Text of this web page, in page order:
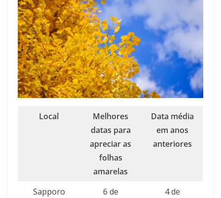
Local
Melhores
datas para
apreciar as
folhas
amarelas
Data média
em anos
anteriores
Sapporo
6 de
4 de